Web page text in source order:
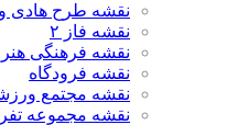
نقشه طرح هادی و
نقشه فاز ۲
نقشه فرهنگی
نقشه فرودگاه
نقشه مجتمع
نقشه مجموعه